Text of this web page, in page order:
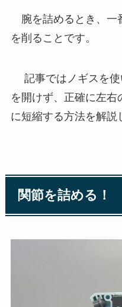
腕を詰めるとき、一
を削ることです。
記事ではノギスを使
を開けず、正確に左
に短縮する方法を解説
関節を詰める！